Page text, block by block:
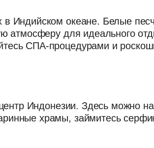
Индийском океане. Белые
атмосферу для идеального
СПА-процедурами и
Индонезии. Здесь можно
храмы, займитесь